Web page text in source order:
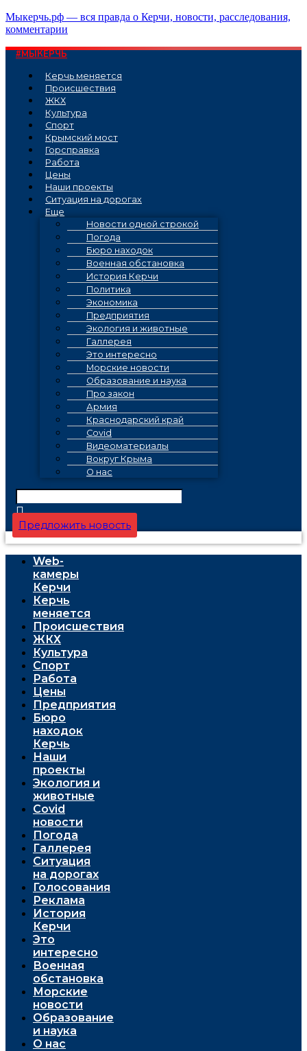
Перейти
к
Мыкерчь.рф — вся правда о Керчи, новости, расследования,
комментарии
#МЫКЕРЧЬ
Керчь меняется
Проиcшествия
ЖКХ
Культура
Спорт
Крымский мост
Горсправка
Работа
Цены
Наши проекты
Ситуация на дорогах
Еще
Новости одной строкой
Погода
Бюро находок
Военная обстановка
История Керчи
Политика
Экономика
Предприятия
Экология и животные
Галлерея
Это интересно
Морские новости
Образование и наука
Про закон
Армия
Краснодарский край
Covid
Видеоматериалы
Вокруг Крыма
О нас
Предложить новость
Web-
камеры
Керчи
Керчь
меняется
Проиcшествия
ЖКХ
Культура
Спорт
Работа
Цены
Предприятия
Бюро
находок
Керчь
Наши
проекты
Экология и
животные
Covid
новости
Погода
Галлерея
Ситуация
на дорогах
Голосования
Реклама
История
Керчи
Это
интересно
Военная
обстановка
Морские
новости
Образование
и наука
О нас